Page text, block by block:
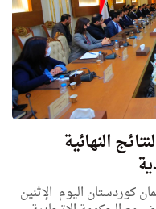
النهائية
كوردستان اليوم الإثنين